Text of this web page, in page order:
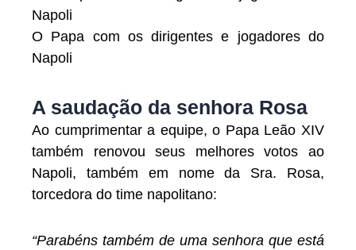
O Papa com os dirigentes e jogadores do
Napoli
A saudação da senhora Rosa
Ao cumprimentar a equipe, o Papa Leão XIV
também renovou seus melhores votos ao
Napoli, também em nome da Sra. Rosa,
torcedora do time napolitano:
“Parabéns também de uma senhora que está